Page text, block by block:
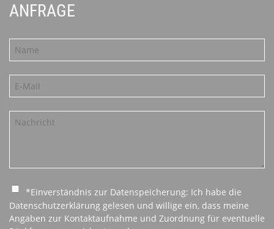
ANFRAGE
*Einverständnis zur Datenspeicherung: Ich habe die
Datenschutzerklärung gelesen und willige ein, dass meine
Angaben zur Kontaktaufnahme und Zuordnung für eventuelle